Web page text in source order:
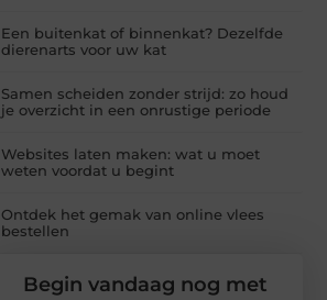
Een buitenkat of binnenkat? Dezelfde
dierenarts voor uw kat
Samen scheiden zonder strijd: zo houd
je overzicht in een onrustige periode
Websites laten maken: wat u moet
weten voordat u begint
Ontdek het gemak van online vlees
bestellen
Begin vandaag nog met